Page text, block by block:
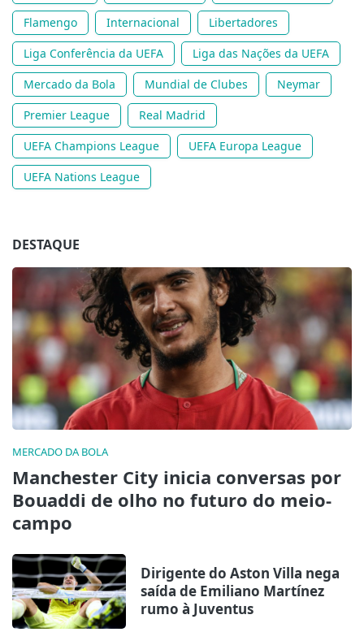
Flamengo
Internacional
Libertadores
Liga Conferência da UEFA
Liga das Nações da UEFA
Mercado da Bola
Mundial de Clubes
Neymar
Premier League
Real Madrid
UEFA Champions League
UEFA Europa League
UEFA Nations League
DESTAQUE
MERCADO DA BOLA
Manchester City inicia conversas por
Bouaddi de olho no futuro do meio-
campo
Dirigente do Aston Villa nega
saída de Emiliano Martínez
rumo à Juventus